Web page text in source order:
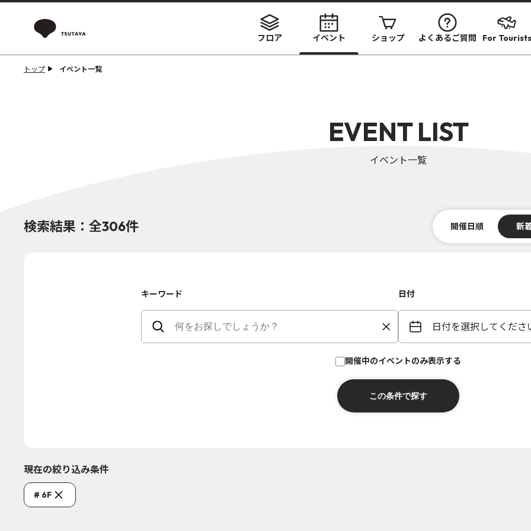
フロア イベント ショップ よくあるご質問 For Tourists
トップ イベント一覧
EVENT LIST
イベント一覧
検索結果：全306件 開催日順 新
キーワード 日付
日付を選択してくださ
開催中のイベントのみ表示する
現在の絞り込み条件
# 6F